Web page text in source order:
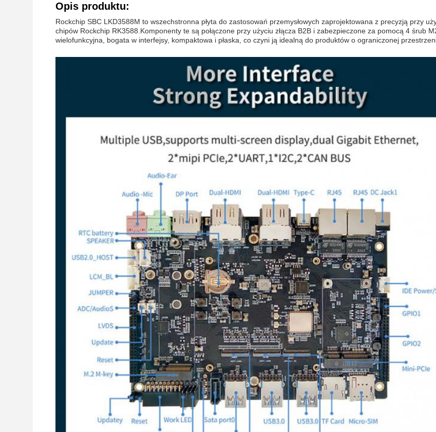
Opis produktu:
Rockchip SBC LKD3588M to wszechstronna płyta do zastosowań przemysłowych zaprojektowana z precyzją przy
chipów Rockchip RK3588.Komponenty te są połączone przy użyciu złącza B2B i zabezpieczone za pomocą 4 śrub
wielofunkcyjna, bogata w interfejsy, kompaktowa i płaska, co czyni ją idealną do produktów o ograniczonej